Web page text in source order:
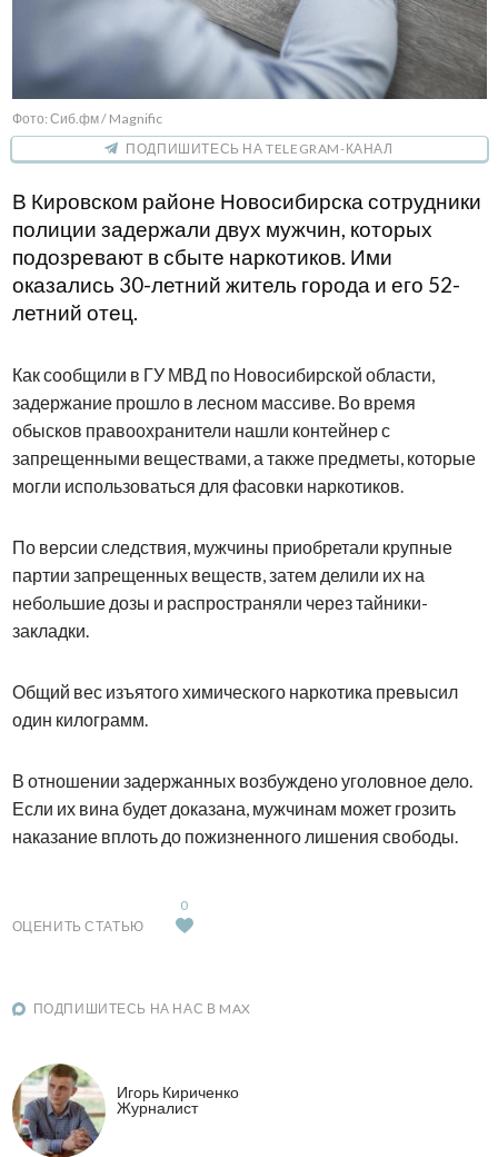
Фото: Сиб.фм / Magnific
ПОДПИШИТЕСЬ НА TELEGRAM-КАНАЛ
В Кировском районе Новосибирска сотрудники
полиции задержали двух мужчин, которых
подозревают в сбыте наркотиков. Ими
оказались 30-летний житель города и его 52-
летний отец.
Как сообщили в ГУ МВД по Новосибирской области,
задержание прошло в лесном массиве. Во время
обысков правоохранители нашли контейнер с
запрещенными веществами, а также предметы, которые
могли использоваться для фасовки наркотиков.
По версии следствия, мужчины приобретали крупные
партии запрещенных веществ, затем делили их на
небольшие дозы и распространяли через тайники-
закладки.
Общий вес изъятого химического наркотика превысил
один килограмм.
В отношении задержанных возбуждено уголовное дело.
Если их вина будет доказана, мужчинам может грозить
наказание вплоть до пожизненного лишения свободы.
ОЦЕНИТЬ СТАТЬЮ
0
ПОДПИШИТЕСЬ НА НАС В MAX
Игорь Кириченко
Журналист